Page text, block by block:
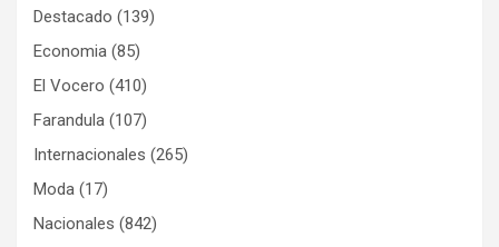
Destacado (139)
Economia (85)
El Vocero (410)
Farandula (107)
Internacionales (265)
Moda (17)
Nacionales (842)